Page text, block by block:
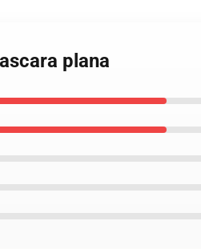
plana